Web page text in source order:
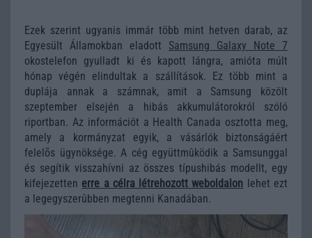
Ezek szerint ugyanis immár több mint hetven darab, az
Egyesült Államokban eladott Samsung Galaxy Note 7
okostelefon gyulladt ki és kapott lángra, amióta múlt
hónap végén elindultak a szállítások. Ez több mint a
duplája annak a számnak, amit a Samsung közölt
szeptember elsején a hibás akkumulátorokról szóló
riportban. Az információt a Health Canada osztotta meg,
amely a kormányzat egyik, a vásárlók biztonságáért
felelõs ügynöksége. A cég együttmûködik a Samsunggal
és segítik visszahívni az összes típushibás modellt, egy
kifejezetten erre a célra létrehozott weboldalon lehet ezt
a legegyszerûbben megtenni Kanadában.